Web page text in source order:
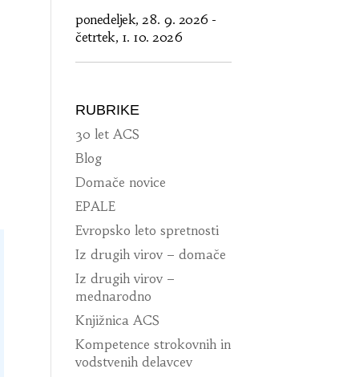
ponedeljek, 28. 9. 2026 -
četrtek, 1. 10. 2026
RUBRIKE
30 let ACS
Blog
Domače novice
EPALE
Evropsko leto spretnosti
Iz drugih virov – domače
Iz drugih virov –
mednarodno
Knjižnica ACS
Kompetence strokovnih in
vodstvenih delavcev